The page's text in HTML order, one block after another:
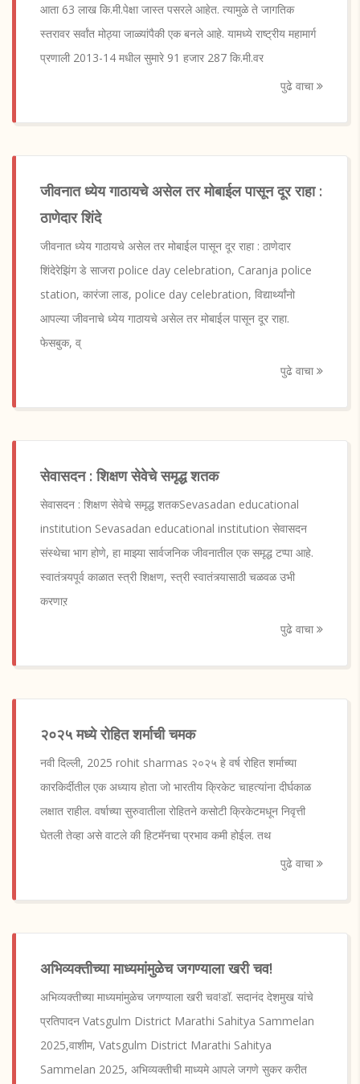
आता 63 लाख कि.मी.पेक्षा जास्त पसरले आहेत. त्यामुळे ते जागतिक
स्तरावर सर्वांत मोठ्या जाळ्यांपैकी एक बनले आहे. यामध्ये राष्ट्रीय महामार्ग
प्रणाली 2013-14 मधील सुमारे 91 हजार 287 कि.मी.वर
पुढे वाचा
जीवनात ध्येय गाठायचे असेल तर मोबाईल पासून दूर राहा :
ठाणेदार शिंदे
जीवनात ध्येय गाठायचे असेल तर मोबाईल पासून दूर राहा : ठाणेदार
शिंदेरेझिंग डे साजरा police day celebration, Caranja police
station, कारंजा लाड, police day celebration, विद्यार्थ्यांनो
आपल्या जीवनाचे ध्येय गाठायचे असेल तर मोबाईल पासून दूर राहा.
फेसबुक, व्
पुढे वाचा
सेवासदन : शिक्षण सेवेचे समृद्ध शतक
सेवासदन : शिक्षण सेवेचे समृद्ध शतकSevasadan educational
institution Sevasadan educational institution सेवासदन
संस्थेचा भाग होणे, हा माझ्या सार्वजनिक जीवनातील एक समृद्ध टप्पा आहे.
स्वातंत्र्यपूर्व काळात स्त्री शिक्षण, स्त्री स्वातंत्र्यासाठी चळवळ उभी
करणाऱ
पुढे वाचा
२०२५ मध्ये रोहित शर्माची चमक
नवी दिल्ली, 2025 rohit sharmas २०२५ हे वर्ष रोहित शर्माच्या
कारकिर्दीतील एक अध्याय होता जो भारतीय क्रिकेट चाहत्यांना दीर्घकाळ
लक्षात राहील. वर्षाच्या सुरुवातीला रोहितने कसोटी क्रिकेटमधून निवृत्ती
घेतली तेव्हा असे वाटले की हिटमॅनचा प्रभाव कमी होईल. तथ
पुढे वाचा
अभिव्यक्तीच्या माध्यमांमुळेच जगण्याला खरी चव!
अभिव्यक्तीच्या माध्यमांमुळेच जगण्याला खरी चव!डॉ. सदानंद देशमुख यांचे
प्रतिपादन Vatsgulm District Marathi Sahitya Sammelan
2025,वाशीम, Vatsgulm District Marathi Sahitya
Sammelan 2025, अभिव्यक्तीची माध्यमे आपले जगणे सुकर करीत